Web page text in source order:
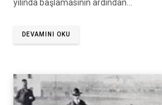
yılında başlamasının ardından…
DEVAMINI OKU